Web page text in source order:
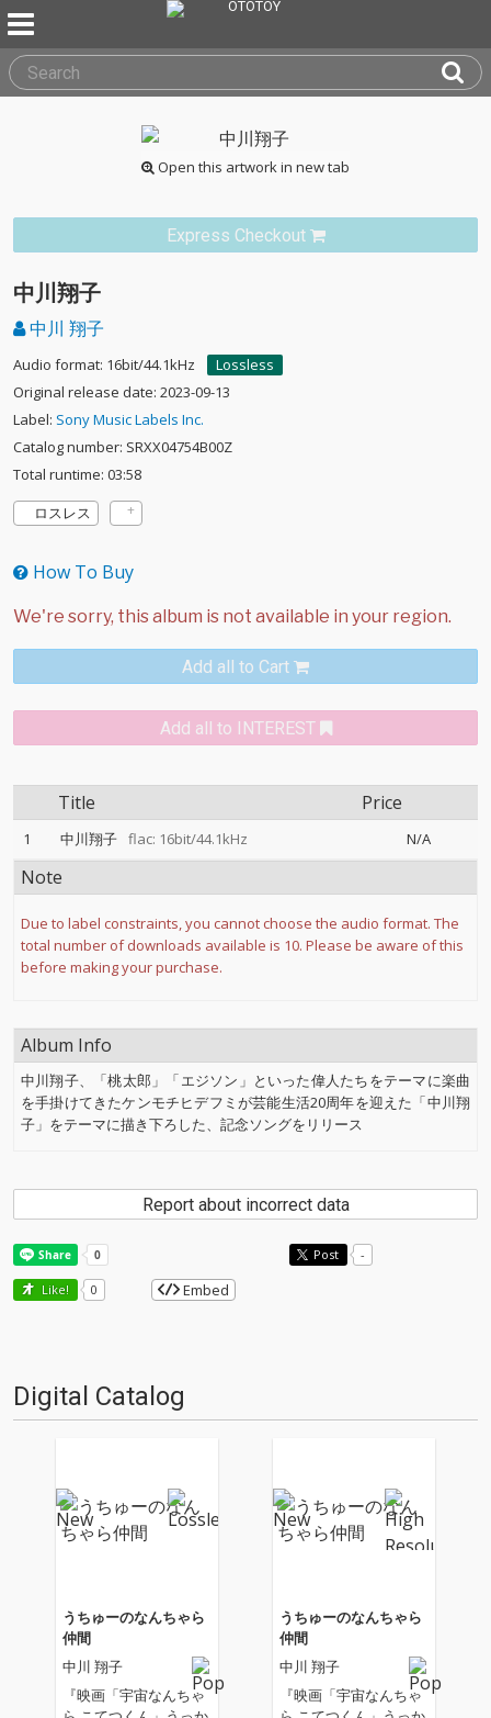
Open this artwork in new tab
Express Checkout
中川翔子
中川 翔子
Audio format: 16bit/44.1kHz
Lossless
Original release date: 2023-09-13
Label: Sony Music Labels Inc.
Catalog number: SRXX04754B00Z
Total runtime: 03:58
ロスレス
How To Buy
Add all to Cart
Add all to INTEREST
Title Price
1 中川翔子 flac: 16bit/44.1kHz N/A
Note
Due to label constraints, you cannot choose the audio format. The
total number of downloads available is 10. Please be aware of this
before making your purchase.
Album Info
中川翔子、「桃太郎」「エジソン」といった偉人たちをテーマに楽曲
を手掛けてきたケンモチヒデフミが芸能生活20周年を迎えた「中川翔
子」をテーマに描き下ろした、記念ソングをリリース
Report about incorrect data
Post -
Like! 0 Embed
Digital Catalog
うちゅーのなんちゃら
仲間
中川 翔子
『映画「宇宙なんちゃ
うちゅーのなんちゃら
仲間
中川 翔子
『映画「宇宙なんちゃ